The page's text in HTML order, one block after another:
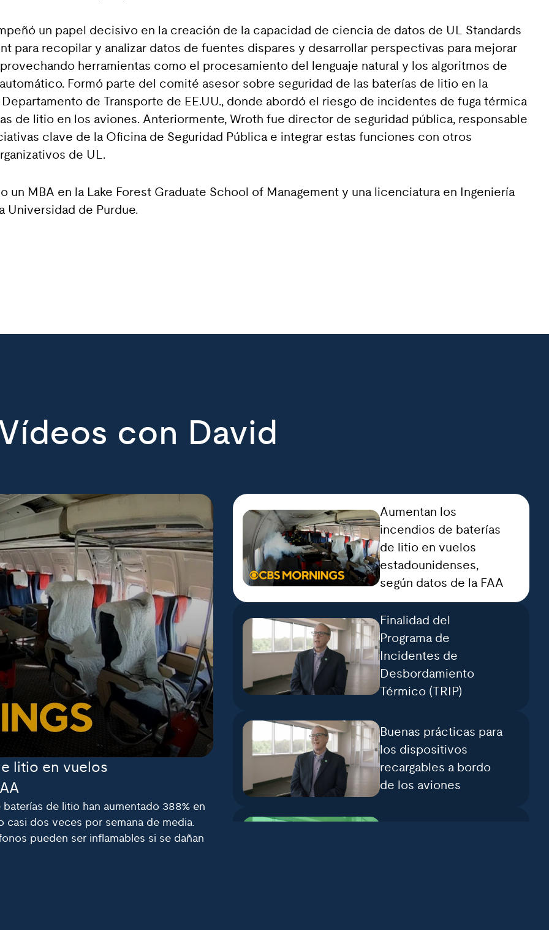
un papel decisivo en la creación de la capacidad de ciencia de datos de UL Standards
para recopilar y analizar datos de fuentes dispares y desarrollar perspectivas para mejorar
herramientas como el procesamiento del lenguaje natural y los algoritmos de
Formó parte del comité asesor sobre seguridad de las baterías de litio en la
de Transporte de EE.UU., donde abordó el riesgo de incidentes de fuga térmica
de litio en los aviones. Anteriormente, Wroth fue director de seguridad pública, responsable
clave de la Oficina de Seguridad Pública e integrar estas funciones con otros
de UL.
un MBA en la Lake Forest Graduate School of Management y una licenciatura en Ingeniería
Universidad de Purdue.
con David
litio en vuelos
de litio han aumentado 388% en
casi dos veces por semana de media.
pueden ser inflamables si se dañan
Aumentan los
incendios de baterías
de litio en vuelos
estadounidenses,
según datos de la FAA
Finalidad del
Programa de
Incidentes de
Desbordamiento
Térmico (TRIP)
Buenas prácticas para
los dispositivos
recargables a bordo
de los aviones